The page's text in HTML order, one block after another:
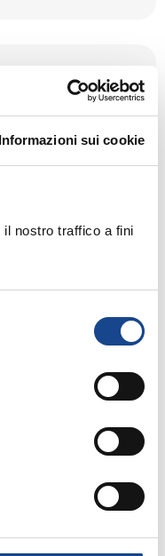
Informazioni sui cookie
nostro traffico a fini
(CE) - La
degli
al servizio
ufficiali
legge n.